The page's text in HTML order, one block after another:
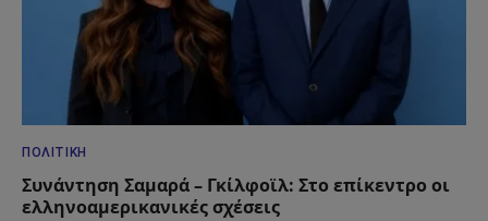
ΠΟΛΙΤΙΚΉ
Συνάντηση Σαμαρά – Γκίλφοϊλ: Στο επίκεντρο οι
ελληνοαμερικανικές σχέσεις